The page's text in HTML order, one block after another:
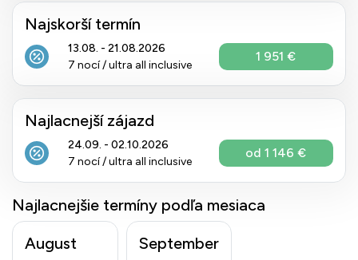
Najskorší termín
13.08. - 21.08.2026
7 nocí / ultra all inclusive
1 951 €
Najlacnejší zájazd
24.09. - 02.10.2026
7 nocí / ultra all inclusive
od 1 146 €
Najlacnejšie termíny podľa mesiaca
August
September